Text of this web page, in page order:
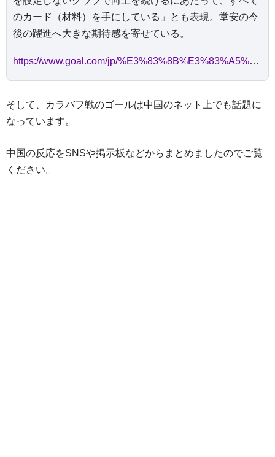
のカード（材料）を手にしている」とも表現。堂安の今
後の躍進へ大きな期待感を寄せている。
https://www.goal.com/jp/%E3%83%8B%E3%83%A5%E3%83%BC%E3%82%B9/bundesliga-freiburg-ritsu-doan-20220911/blt309069622c207949
そして、カラバフ戦のゴールは中国のネット上でも話題に
なっています。
中国の反応をSNSや掲示板などからまとめましたのでご覧
ください。